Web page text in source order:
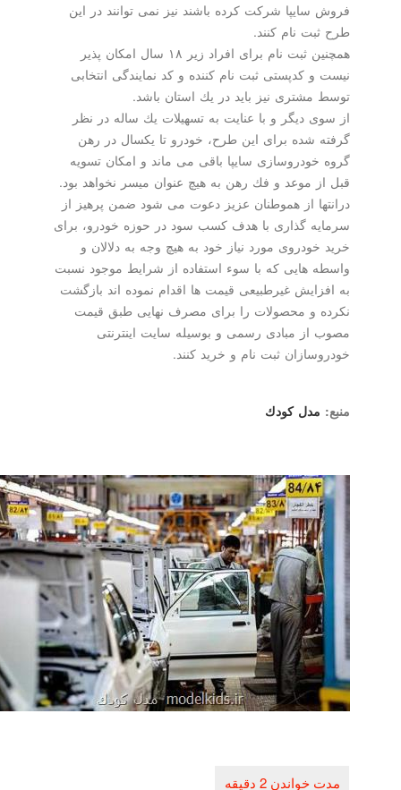
فروش سایپا شركت كرده باشند نیز نمی توانند در این
طرح ثبت نام كنند.
همچنین ثبت نام برای افراد زیر ۱۸ سال امكان پذیر
نیست و كدپستی ثبت نام كننده و كد نمایندگی انتخابی
توسط مشتری نیز باید در یك استان باشد.
از سوی دیگر و با عنایت به تسهیلات یك ساله در نظر
گرفته شده برای این طرح، خودرو تا یكسال در رهن
گروه خودروسازی سایپا باقی می ماند و امكان تسویه
قبل از موعد و فك رهن به هیچ عنوان میسر نخواهد بود.
درانتها از هموطنان عزیز دعوت می شود ضمن پرهیز از
سرمایه گذاری با هدف كسب سود در حوزه خودرو، برای
خرید خودروی مورد نیاز خود به هیچ وجه به دلالان و
واسطه هایی كه با سوء استفاده از شرایط موجود نسبت
به افزایش غیرطبیعی قیمت ها اقدام نموده اند بازگشت
نكرده و محصولات را برای مصرف نهایی طبق قیمت
مصوب از مبادی رسمی و بوسیله سایت اینترنتی
خودروسازان ثبت نام و خرید كنند.
مدل كودك
راهبری